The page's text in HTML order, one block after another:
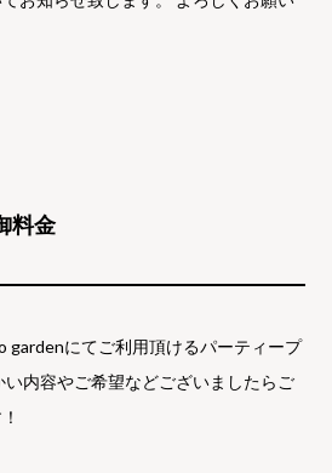
料金
gardenにてご利用頂けるパーティープ
内容やご希望などございましたらご